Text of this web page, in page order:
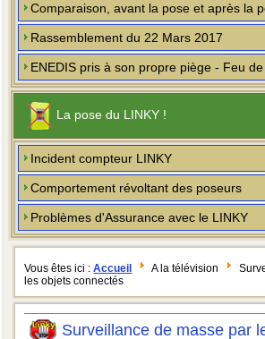
Comparaison, avant la pose et après la
Rassemblement du 22 Mars 2017
ENEDIS pris à son propre piège - Feu
La pose du LINKY !
Incident compteur LINKY
Comportement révoltant des poseurs
Problèmes d'Assurance avec le LINKY
Vous êtes ici :Accueil A la télévision
les objets connectés
Surveillance de masse par